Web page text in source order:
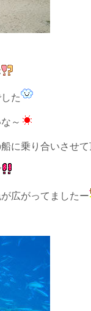
た
～
に乗り合いさせ
広がってましたー